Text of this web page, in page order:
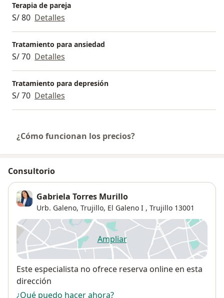
Terapia de pareja
S/ 80 Detalles
Tratamiento para ansiedad
S/ 70 Detalles
Tratamiento para depresión
S/ 70 Detalles
¿Cómo funcionan los precios?
Consultorio
Gabriela Torres Murillo
Urb. Galeno, Trujillo, El Galeno I , Trujillo 13001
Ampliarse abre en una nueva
Disponibilidad
Este especialista no ofrece reserva online en esta
dirección
¿Qué puedo hacer ahora?